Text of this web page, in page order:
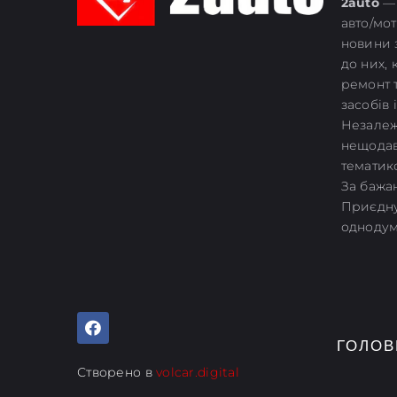
авто/
новини
до них,
ремонт
засобів
За
Створено вvolcar.digital